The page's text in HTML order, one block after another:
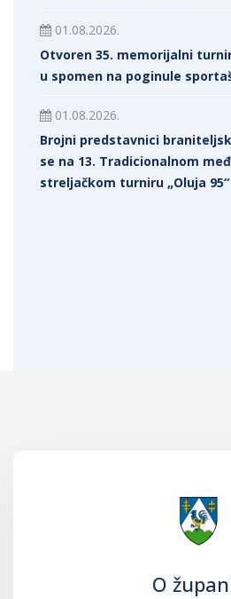
01.08.2026.
Otvoren 35. memorijalni turnir
u spomen na poginule
01.08.2026.
Brojni predstavnici
se na 13. Tradicionalnom
streljačkom turniru „Oluja 95“
O